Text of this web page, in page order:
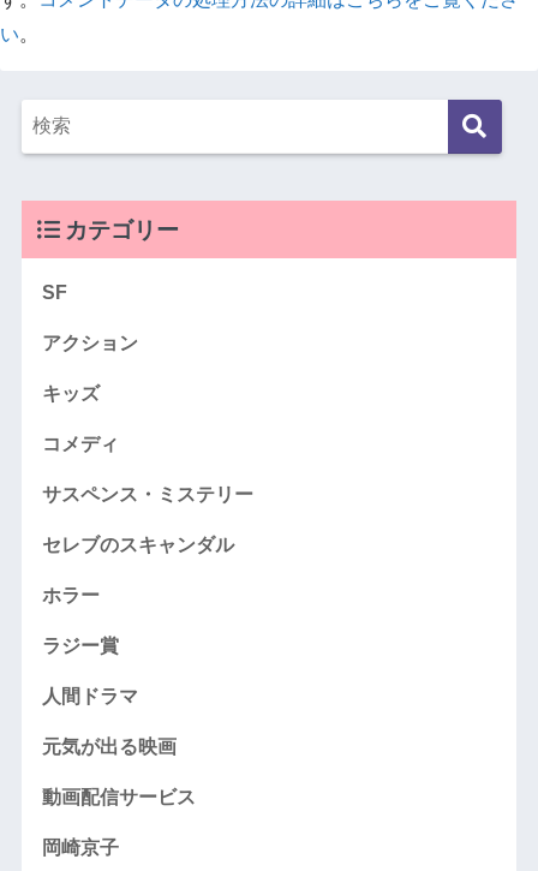
い。
カテゴリー
SF
アクション
キッズ
コメディ
サスペンス・ミステリー
セレブのスキャンダル
ホラー
ラジー賞
人間ドラマ
元気が出る映画
動画配信サービス
岡崎京子